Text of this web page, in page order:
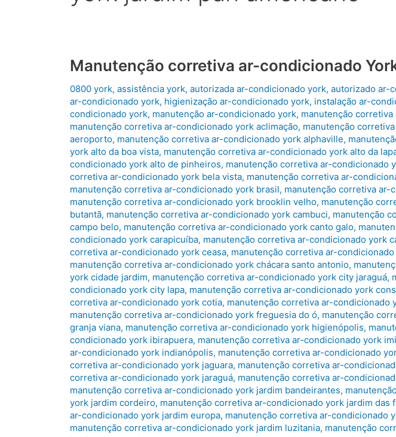
Manutenção corretiva ar-condicionado
0800 york, assistência york, autorizada ar-condicionado york, autorizado ar-
ar-condicionado york, higienização ar-condicionado york, instalação ar-
condicionado york, manutenção ar-condicionado york, manutenção
manutenção corretiva ar-condicionado york aclimação, manutenção
aeroporto, manutenção corretiva ar-condicionado york alphaville,
york alto da boa vista, manutenção corretiva ar-condicionado york alto da
condicionado york alto de pinheiros, manutenção corretiva ar-condicionado
corretiva ar-condicionado york bela vista, manutenção corretiva ar-
manutenção corretiva ar-condicionado york brasil, manutenção corretiva ar-
manutenção corretiva ar-condicionado york brooklin velho, manutenção
butantã, manutenção corretiva ar-condicionado york cambuci, manutenção
campo belo, manutenção corretiva ar-condicionado york canto galo,
condicionado york carapicuíba, manutenção corretiva ar-condicionado york
corretiva ar-condicionado york ceasa, manutenção corretiva ar-
manutenção corretiva ar-condicionado york chácara santo antonio,
york cidade jardim, manutenção corretiva ar-condicionado york city jaraguá,
condicionado york city lapa, manutenção corretiva ar-condicionado york
corretiva ar-condicionado york cotia, manutenção corretiva ar-condicionado
manutenção corretiva ar-condicionado york freguesia do ó, manutenção
granja viana, manutenção corretiva ar-condicionado york higienópolis,
condicionado york ibirapuera, manutenção corretiva ar-condicionado york
ar-condicionado york indianópolis, manutenção corretiva ar-condicionado
corretiva ar-condicionado york jaguara, manutenção corretiva ar-
corretiva ar-condicionado york jaraguá, manutenção corretiva ar-
manutenção corretiva ar-condicionado york jardim bandeirantes,
york jardim cordeiro, manutenção corretiva ar-condicionado york jardim das
ar-condicionado york jardim europa, manutenção corretiva ar-condicionado
manutenção corretiva ar-condicionado york jardim luzitania, manutenção